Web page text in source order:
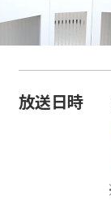
放送日時